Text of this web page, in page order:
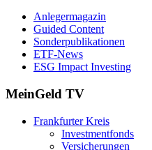
Anlegermagazin
Guided Content
Sonderpublikationen
ETF-News
ESG Impact Investing
MeinGeld TV
Frankfurter Kreis
Investmentfonds
Versicherungen